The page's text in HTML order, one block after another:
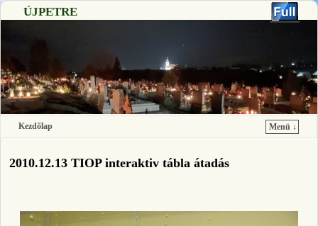
ÚJPETRE
Kezdőlap
Menü ↓
2010.12.13 TIOP interaktiv tábla átadás